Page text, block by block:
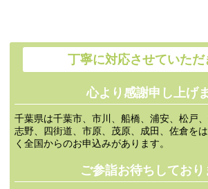
丁寧に対応させていただ
心より感謝申し上げ
千葉県は千葉市、市川、船橋、浦安、松戸
志野、四街道、市原、茂原、成田、佐倉を
く全国からのお申込みがあります。
ご参詣お待ちしており